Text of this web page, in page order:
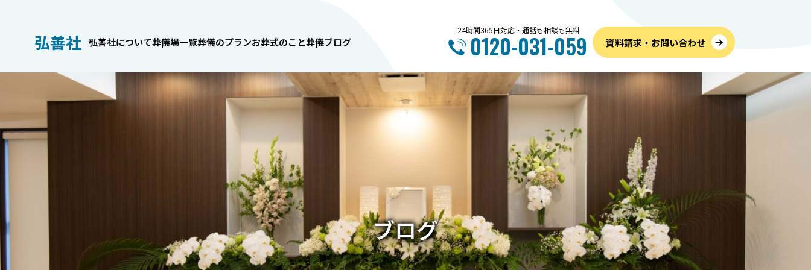
弘善社 弘善社について葬儀場一覧葬儀のプランお葬式のこと葬儀ブログ
内だけでも
OKなケース
お葬式のこと
家族葬の喪主挨拶｜場面別の
例文とマナーを解説
内覧会情報
7月 ～中央斎場～ イベント
のご案内
お葬式のこと
旭川市で失敗しない葬儀社の
選び方完全ガイド！5つの手順
お葬式のこと
高すぎるを防ぐ！家族葬の費
用相場と内訳、追加料金を抑
24時間365日対応・通話も相談も無料
0120-031-059 資料請求・お問い合わせ
ブログ